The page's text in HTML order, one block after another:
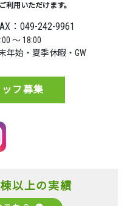
利用いただけます。
：049-242-9961
～ 18:00
年始・夏季休暇・GW
フ募集
以上の実績